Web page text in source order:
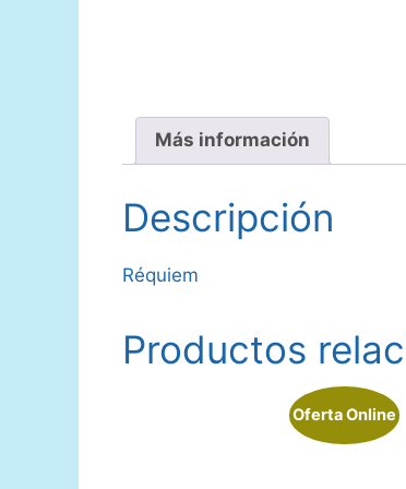
Más información
Descripción
Réquiem
Productos
Oferta Online